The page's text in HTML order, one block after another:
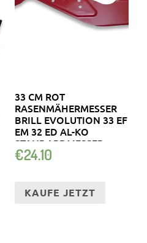
33 CM ROT
RASENMÄHERMESSER
BRILL EVOLUTION 33 EF
EM 32 ED AL-KO
STANDARDMESSER
€24.10
KAUFE JETZT